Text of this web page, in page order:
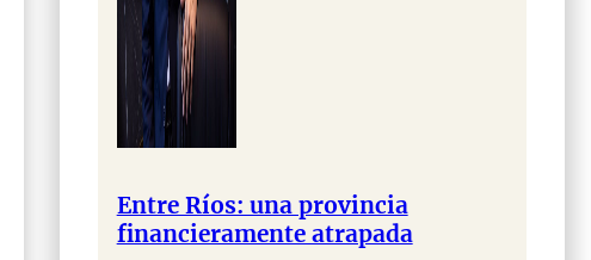
Entre Ríos: una provincia
financieramente atrapada